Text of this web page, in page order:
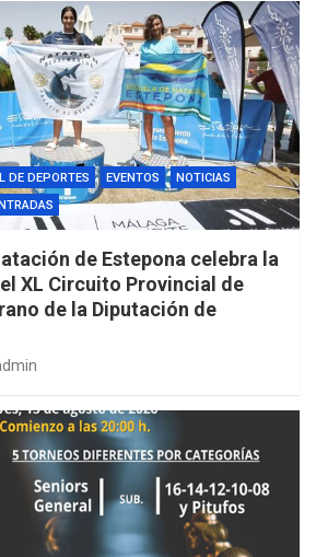
DE DEPORTES EVENTOS
NOTICIAS
de Estepona celebra la
XL Circuito Provincial de
de la Diputación de